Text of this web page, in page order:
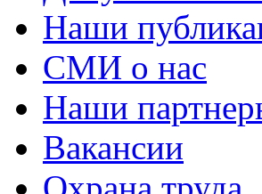
Наши
СМИ о нас
Наши
Вакансии